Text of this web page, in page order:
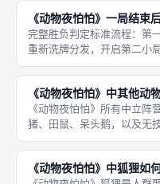
机会；线下休闲娱乐可自定
技约玩统
《动物夜怕怕》一局结束
完整胜负判定标准流程：第
重新洗牌分发，开启第二小
逃跑、投票、计分四阶段，
局；第三步，第三小局全部
师取出三
《动物夜怕怕》中其他动
《动物夜怕怕》所有中立
猪、田鼠、呆头鹅，以及无
体系，专属能力仅改变躲藏
数值梯度，得分高低完全取
狼、狐狸两大
《动物夜怕怕》中狐狸如